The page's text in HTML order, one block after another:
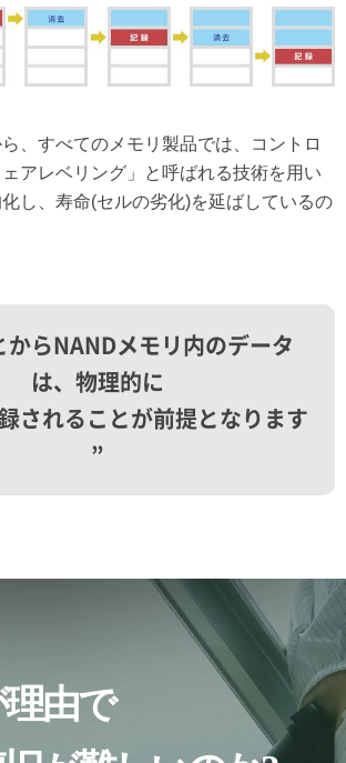
、すべてのメモリ製品では、コントロ
アレベリング」と呼ばれる技術を用い
し、寿命(セルの劣化)を延ばしているの
からNANDメモリ内のデータ
は、物理的に
されることが前提となります
”
由で